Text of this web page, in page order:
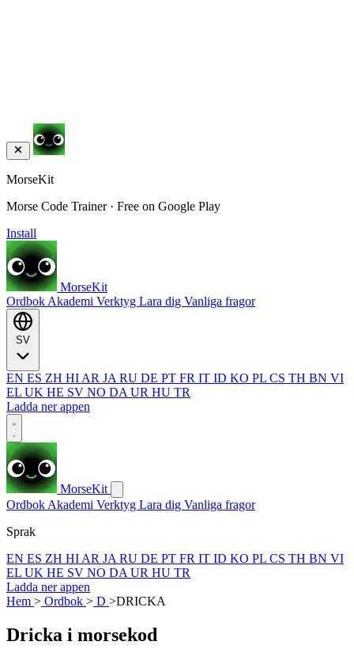
MorseKit
Morse Code Trainer · Free on Google Play
Install
MorseKit
Ordbok Akademi Verktyg Lara dig Vanliga fragor
EN ES ZH HI AR JA RU DE PT FR IT ID KO PL CS TH BN VI
EL UK HE SV NO DA UR HU TR
Ladda ner appen
MorseKit
Ordbok Akademi Verktyg Lara dig Vanliga fragor
Sprak
EN ES ZH HI AR JA RU DE PT FR IT ID KO PL CS TH BN VI
EL UK HE SV NO DA UR HU TR
Ladda ner appen
Hem > Ordbok > D >DRICKA
Dricka i morsekod